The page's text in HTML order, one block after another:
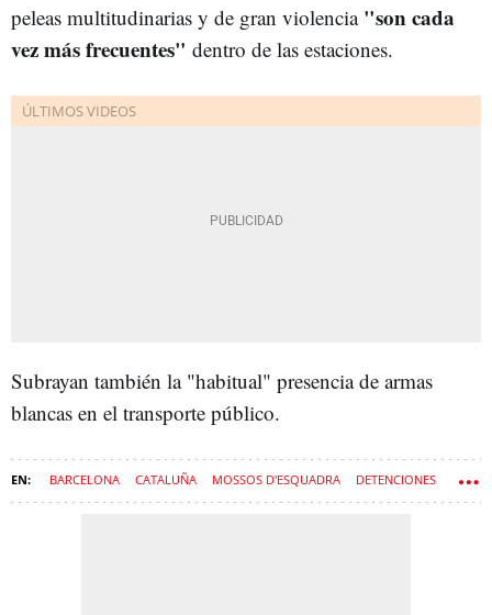
peleas multitudinarias y de gran violencia "son cada
vez más frecuentes" dentro de las estaciones.
Subrayan también la "habitual" presencia de armas
blancas en el transporte público.
BARCELONA CATALUÑA MOSSOS D'ESQUADRA DETENCIONES